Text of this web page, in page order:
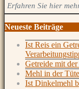
Erfahren Sie hier
Neueste Beiträge
Ist Reis ein
Getreide mit
Mehl in der
Ist Dinkelmehl